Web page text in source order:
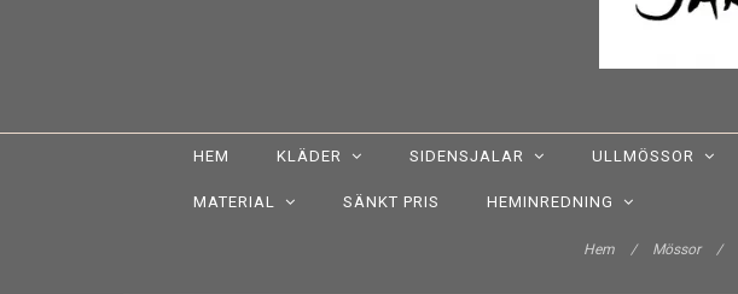
HEM KLÄDER SIDENSJALAR ULLMÖSSOR
MATERIAL SÄNKT PRIS HEMINREDNING
Hem / Mössor /